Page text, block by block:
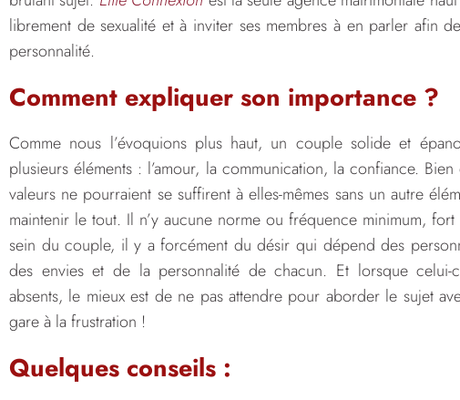
librement de sexualité et à inviter ses membres à en parler afin
personnalité.
Comment expliquer son importance ?
Comme nous l’évoquions plus haut, un couple solide et
plusieurs éléments : l’amour, la communication, la confiance. Bien
valeurs ne pourraient se suffirent à elles-mêmes sans un autre
maintenir le tout. Il n’y aucune norme ou fréquence minimum,
sein du couple, il y a forcément du désir qui dépend des
des envies et de la personnalité de chacun. Et lorsque celui-
absents, le mieux est de ne pas attendre pour aborder le sujet
gare à la frustration !
Quelques conseils :